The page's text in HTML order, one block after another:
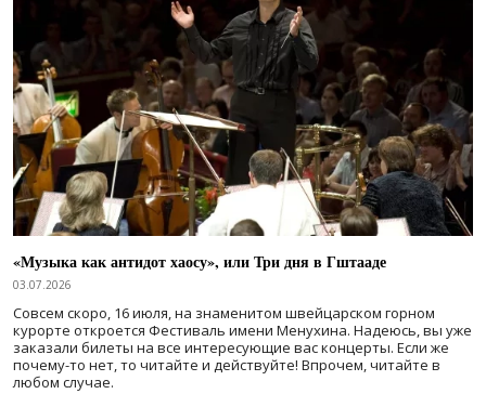
«Музыка как антидот хаосу», или Три дня в Гштааде
03.07.2026
Совсем скоро, 16 июля, на знаменитом швейцарском горном
курорте откроется Фестиваль имени Менухина. Надеюсь, вы уже
заказали билеты на все интересующие вас концерты. Если же
почему-то нет, то читайте и действуйте! Впрочем, читайте в
любом случае.